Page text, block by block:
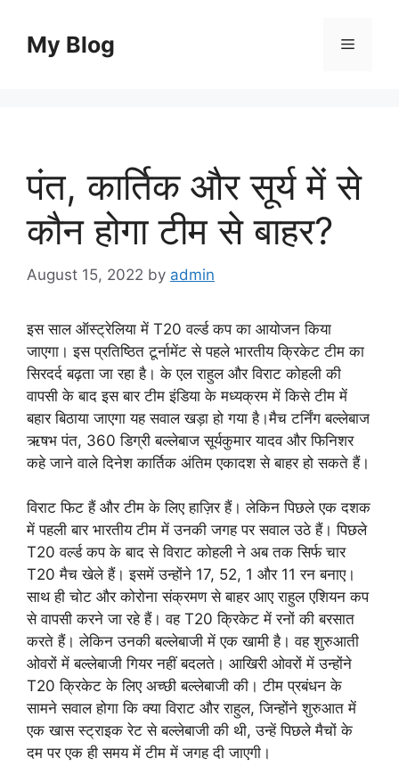
contentMy Blog Menu
पंत, कार्तिक और सूर्य में से
कौन होगा टीम से बाहर?
August 15, 2022 by admin
इस साल ऑस्ट्रेलिया में T20 वर्ल्ड कप का आयोजन किया
जाएगा। इस प्रतिष्ठित टूर्नामेंट से पहले भारतीय क्रिकेट टीम का
सिरदर्द बढ़ता जा रहा है। के एल राहुल और विराट कोहली की
वापसी के बाद इस बार टीम इंडिया के मध्यक्रम में किसे टीम में
बहार बिठाया जाएगा यह सवाल खड़ा हो गया है।मैच टर्निंग बल्लेबाज
ऋषभ पंत, 360 डिग्री बल्लेबाज सूर्यकुमार यादव और फिनिशर
कहे जाने वाले दिनेश कार्तिक अंतिम एकादश से बाहर हो सकते हैं।
विराट फिट हैं और टीम के लिए हाज़िर हैं। लेकिन पिछले एक दशक
में पहली बार भारतीय टीम में उनकी जगह पर सवाल उठे हैं। पिछले
T20 वर्ल्ड कप के बाद से विराट कोहली ने अब तक सिर्फ चार
T20 मैच खेले हैं। इसमें उन्होंने 17, 52, 1 और 11 रन बनाए।
साथ ही चोट और कोरोना संक्रमण से बाहर आए राहुल एशियन कप
से वापसी करने जा रहे हैं। वह T20 क्रिकेट में रनों की बरसात
करते हैं। लेकिन उनकी बल्लेबाजी में एक खामी है। वह शुरुआती
ओवरों में बल्लेबाजी गियर नहीं बदलते। आखिरी ओवरों में उन्होंने
T20 क्रिकेट के लिए अच्छी बल्लेबाजी की। टीम प्रबंधन के
सामने सवाल होगा कि क्या विराट और राहुल, जिन्होंने शुरुआत में
एक खास स्ट्राइक रेट से बल्लेबाजी की थी, उन्हें पिछले मैचों के
दम पर एक ही समय में टीम में जगह दी जाएगी।